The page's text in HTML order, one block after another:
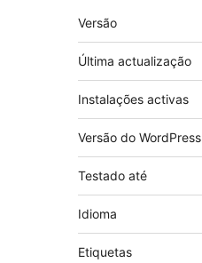
Metadados
Versão
Última actualização
Instalações activas
Versão do WordPress
Testado até
Idioma
Etiquetas